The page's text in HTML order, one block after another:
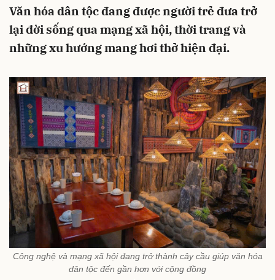
Văn hóa dân tộc đang được người trẻ đưa trở
lại đời sống qua mạng xã hội, thời trang và
những xu hướng mang hơi thở hiện đại.
Công nghệ và mạng xã hội đang trở thành cây cầu giúp văn hóa
dân tộc đến gần hơn với cộng đồng
Hủy Gửi